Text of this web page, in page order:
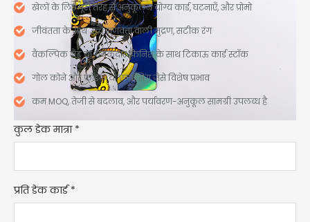
खेलों के लिए पूरी तरह से अनुकूलन योग्य कार्ड, घटनाएँ, और प्रोमो
जीवंतता के साथ उच्च गुणवत्ता वाली मुद्रण, सटीक रंग
वैकल्पिक मैट या चमकदार फ़िनिश के साथ टिकाऊ कार्ड स्टॉक
गोल कोने और फ़ॉइल या एम्बॉसिंग जैसे विशेष प्रभाव
कम MOQ, तेजी से बदलाव, और पर्यावरण-अनुकूल सामग्री उपलब्ध है
कुल डेक मात्रा *
प्रति डेक कार्ड *